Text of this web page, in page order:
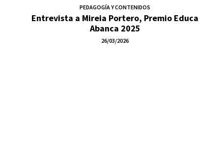
PEDAGOGÍA Y CONTENIDOS
Entrevista a Mireia Portero, Premio Educa
Abanca 2025
26/03/2026